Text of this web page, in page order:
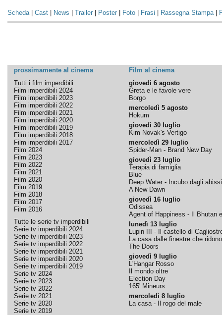
Scheda| Cast| News Trailer| Poster| Foto| Frasi Rassegna Stampa|
prossimamente al cinema
Film al cinema
Tutti i film imperdibili
Film imperdibili 2024
Film imperdibili 2023
Film imperdibili 2022
Film imperdibili 2021
Film imperdibili 2020
Film imperdibili 2019
Film imperdibili 2018
Film imperdibili 2017
Film 2024
Film 2023
Film 2022
Film 2021
Film 2020
Film 2019
Film 2018
Film 2017
Film 2016
Tutte le serie tv imperdibili
Serie tv imperdibili 2024
Serie tv imperdibili 2023
Serie tv imperdibili 2022
Serie tv imperdibili 2021
Serie tv imperdibili 2020
Serie tv imperdibili 2019
Serie tv 2024
Serie tv 2023
Serie tv 2022
Serie tv 2021
Serie tv 2020
Serie tv 2019
giovedì 6 agosto
Greta e le favole vere
Borgo
mercoledì 5 agosto
Hokum
giovedì 30 luglio
Kim Novak's Vertigo
mercoledì 29 luglio
Spider-Man - Brand New Day
giovedì 23 luglio
Terapia di famiglia
Blue
Deep Water - Incubo dagli abissi
A New Dawn
giovedì 16 luglio
Odissea
Agent of Happiness - Il Bhutan
lunedì 13 luglio
Lupin III - Il castello di
La casa dalle finestre che ridono
The Doors
giovedì 9 luglio
L'Hangar Rosso
Il mondo oltre
Election Day
165' Mineurs
mercoledì 8 luglio
La casa - Il rogo del male